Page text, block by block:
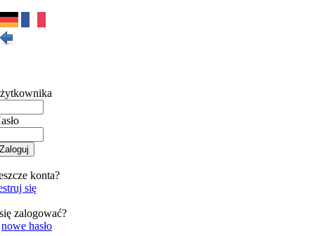
konta?
się
zalogować?
nowe hasło